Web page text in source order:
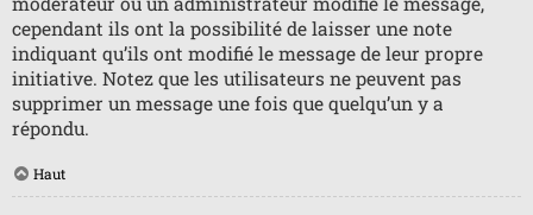
cependant ils ont la possibilité de laisser une note
indiquant qu’ils ont modifié le message de leur propre
initiative. Notez que les utilisateurs ne peuvent pas
supprimer un message une fois que quelqu’un y a
répondu.
Haut